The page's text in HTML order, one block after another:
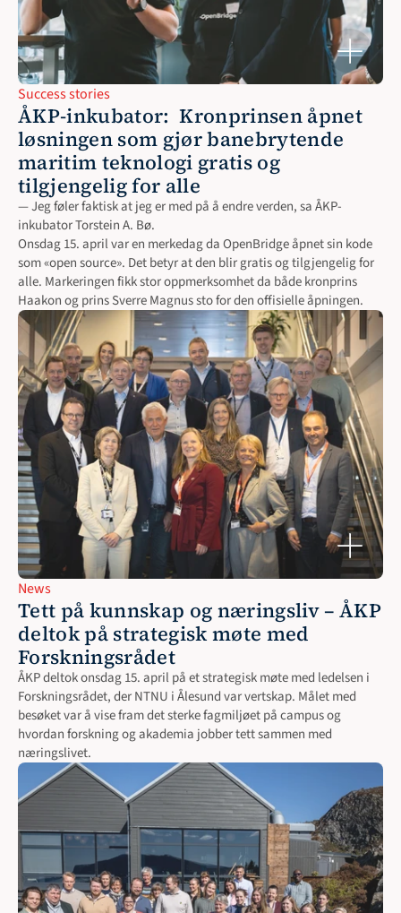
Success stories
ÅKP-inkubator:  Kronprinsen åpnet
løsningen som gjør banebrytende
maritim teknologi gratis og
tilgjengelig for alle
— Jeg føler faktisk at jeg er med på å endre verden, sa ÅKP-
inkubator Torstein A. Bø.
Onsdag 15. april var en merkedag da OpenBridge åpnet sin kode
som «open source». Det betyr at den blir gratis og tilgjengelig for
alle. Markeringen fikk stor oppmerksomhet da både kronprins
Haakon og prins Sverre Magnus sto for den offisielle åpningen.
News
Tett på kunnskap og næringsliv – ÅKP
deltok på strategisk møte med
Forskningsrådet
ÅKP deltok onsdag 15. april på et strategisk møte med ledelsen i
Forskningsrådet, der NTNU i Ålesund var vertskap. Målet med
besøket var å vise fram det sterke fagmiljøet på campus og
hvordan forskning og akademia jobber tett sammen med
næringslivet.